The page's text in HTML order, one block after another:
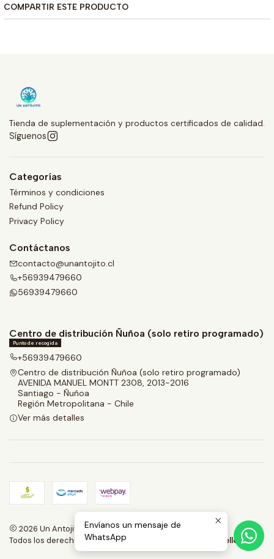
COMPARTIR ESTE PRODUCTO
Tienda de suplementación y productos certificados de calidad.
Síguenos
Categorías
Términos y condiciones
Refund Policy
Privacy Policy
Contáctanos
contacto@unantojito.cl
+56939479660
56939479660
Centro de distribución Ñuñoa (solo retiro programado)
Punto de recogida
+56939479660
Centro de distribución Ñuñoa (solo retiro programado)
AVENIDA MANUEL MONTT 2308, 2013-2016
Santiago - Ñuñoa
Región Metropolitana - Chile
Ver más detalles
2026 Un Antojito.
Todos los derechos reservados.
Desarrollado por Jumpseller.
Envíanos un mensaje de
WhatsApp